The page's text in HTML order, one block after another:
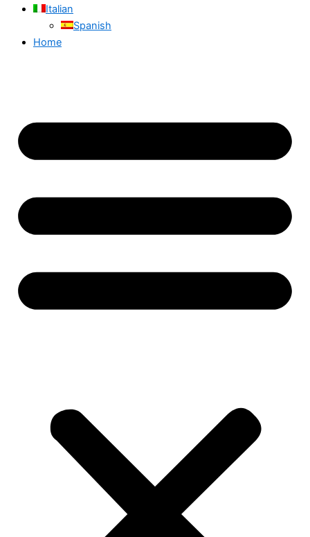
Italian
Spanish
Home